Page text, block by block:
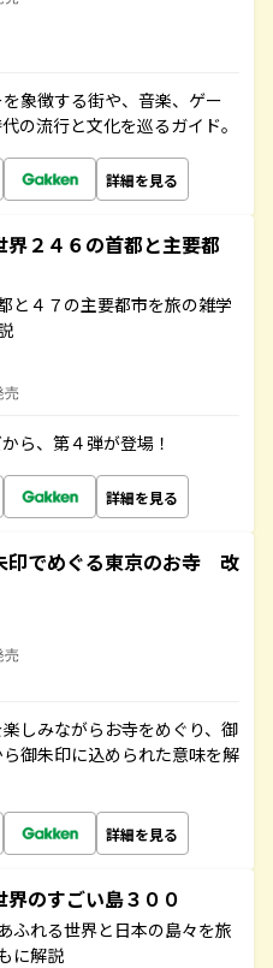
象徴する街や、音楽、ゲー
の流行と文化を巡るガイド。
詳細を見る
２４６の首都と主要都
と４７の主要都市を旅の雑学
売
ら、第４弾が登場！
詳細を見る
でめぐる東京のお寺 改
売
しみながらお寺をめぐり、御
御朱印に込められた意味を解
詳細を見る
のすごい島３００
ふれる世界と日本の島々を旅
に解説